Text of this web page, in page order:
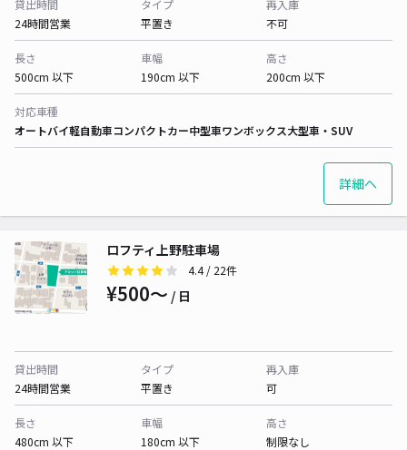
貸出時間
24時間営業
タイプ
平置き
再入庫
不可
長さ
500cm 以下
車幅
190cm 以下
高さ
200cm 以下
対応車種
オートバイ軽自動車コンパクトカー中型車ワンボックス大型車・SUV
詳細へ
ロフティ上野駐車場
4.4/ 22件
¥500〜 / 日
貸出時間
24時間営業
タイプ
平置き
再入庫
可
長さ
480cm 以下
車幅
180cm 以下
高さ
制限なし